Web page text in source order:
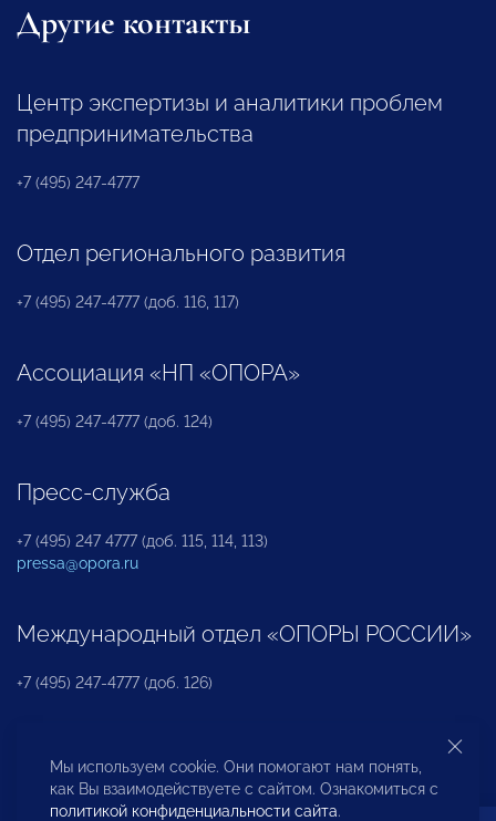
Другие контакты
Центр экспертизы и аналитики проблем
предпринимательства
+7 (495) 247-4777
Отдел регионального развития
+7 (495) 247-4777 (доб. 116, 117)
Ассоциация «НП «ОПОРА»
+7 (495) 247-4777 (доб. 124)
Пресс-служба
+7 (495) 247 4777 (доб. 115, 114, 113)
pressa@opora.ru
Международный отдел «ОПОРЫ РОССИИ»
+7 (495) 247-4777 (доб. 126)
Бюро по защите прав предпринимателей и
инвесторов
Мы используем cookie. Они помогают нам понять,
как Вы взаимодействуете с сайтом. Ознакомиться с
политикой конфиденциальности сайта.